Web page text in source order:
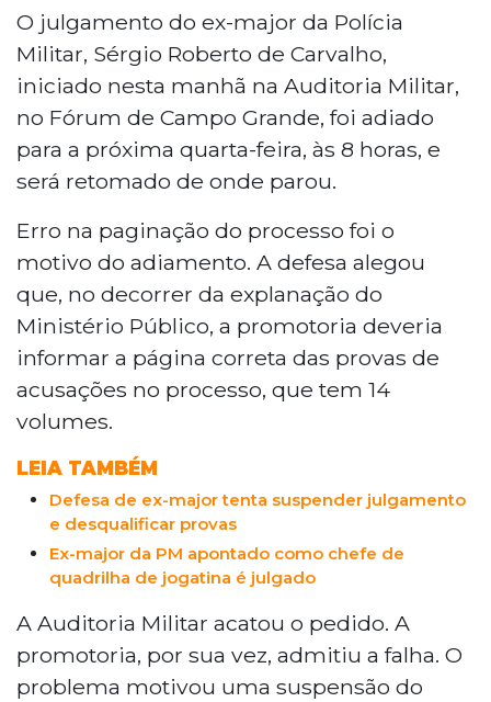
O julgamento do ex-major da Polícia
Militar, Sérgio Roberto de Carvalho,
iniciado nesta manhã na Auditoria Militar,
no Fórum de Campo Grande, foi adiado
para a próxima quarta-feira, às 8 horas, e
será retomado de onde parou.
Erro na paginação do processo foi o
motivo do adiamento. A defesa alegou
que, no decorrer da explanação do
Ministério Público, a promotoria deveria
informar a página correta das provas de
acusações no processo, que tem 14
volumes.
LEIA TAMBÉM
Defesa de ex-major tenta suspender julgamento
e desqualificar provas
Ex-major da PM apontado como chefe de
quadrilha de jogatina é julgado
A Auditoria Militar acatou o pedido. A
promotoria, por sua vez, admitiu a falha. O
problema motivou uma suspensão do